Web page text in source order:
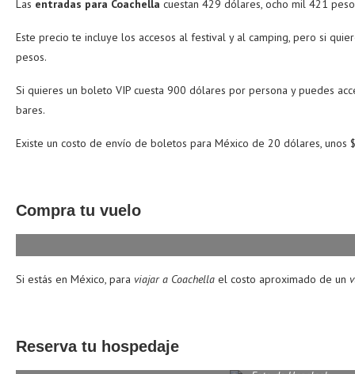
Las entradas para Coachella cuestan 429 dólares, ocho mil 421
Este precio te incluye los accesos al festival y al camping, pero si
pesos.
Si quieres un boleto VIP cuesta 900 dólares por persona y puedes
bares.
Existe un costo de envío de boletos para México de 20 dólares, unos
Compra tu vuelo
Si estás en México, para viajar a Coachella el costo aproximado de un
Reserva tu hospedaje